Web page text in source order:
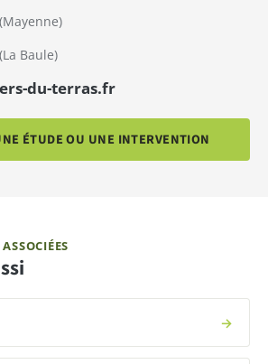
(Mayenne)
(La Baule)
du-terras.fr
ÉTUDE OU UNE INTERVENTION
→